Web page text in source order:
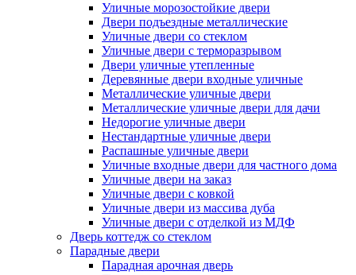
Уличные морозостойкие двери
Двери подъездные металлические
Уличные двери со стеклом
Уличные двери с терморазрывом
Двери уличные утепленные
Деревянные двери входные уличные
Металлические уличные двери
Металлические уличные двери для дачи
Недорогие уличные двери
Нестандартные уличные двери
Распашные уличные двери
Уличные входные двери для частного дома
Уличные двери на заказ
Уличные двери с ковкой
Уличные двери из массива дуба
Уличные двери с отделкой из МДФ
Дверь коттедж со стеклом
Парадные двери
Парадная арочная дверь